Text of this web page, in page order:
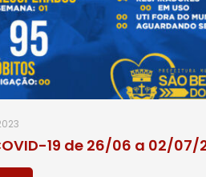
19 de 26/06 a 02/07/